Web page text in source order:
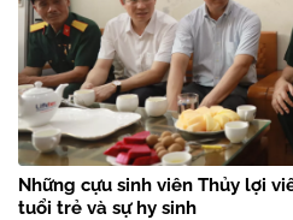
Những cựu sinh viên Thủy lợi
tuổi trẻ và sự hy sinh